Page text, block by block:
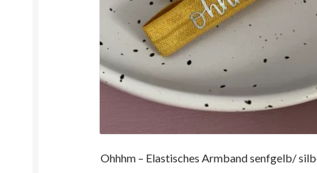
Ohhhm – Elastisches Armband senfgelb/